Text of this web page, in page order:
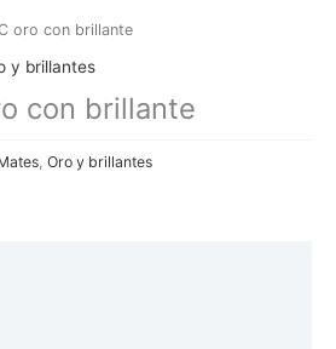
oro con brillante
y brillantes
con brillante
Oro y brillantes